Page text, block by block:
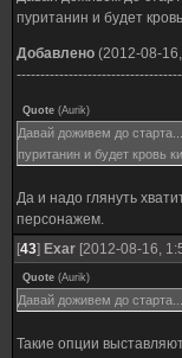
пуританин и будет
Добавлено (2012-08-
Quote (Aurik)
Давай доживем до
пуританин и будет
Да и надо глянуть
персонажем.
[43] Exar [2012-08-16,
Quote (Aurik)
Давай доживем до старта...
Такие опции